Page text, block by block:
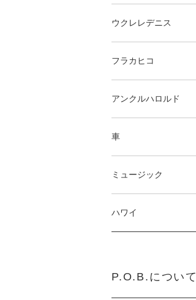
ウクレレデニス
フラカヒコ
アンクルハロルド
車
ミュージック
ハワイ
P.O.B.について